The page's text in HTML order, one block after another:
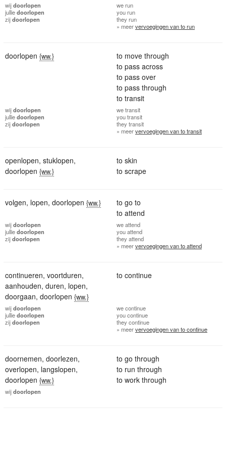
wijdoorlopen
julliedoorlopen
zijdoorlopen
werun
yourun
they run
» meervervoegingen van to run
doorlopen {ww.}
to move through
to pass across
to pass over
to pass through
to transit
wijdoorlopen
julliedoorlopen
zijdoorlopen
wetransit
youtransit
they transit
» meervervoegingen van to transit
openlopen, stuklopen,
doorlopen {ww.}
to skin
to scrape
volgen, lopen, doorlopen {ww.}
to go to
to attend
wijdoorlopen
julliedoorlopen
zijdoorlopen
weattend
youattend
they attend
» meervervoegingen van to attend
continueren, voortduren,
aanhouden, duren, lopen,
doorgaan, doorlopen {ww.}
to continue
wijdoorlopen
julliedoorlopen
zijdoorlopen
wecontinue
youcontinue
they continue
» meervervoegingen van to continue
doornemen, doorlezen,
overlopen, langslopen,
doorlopen {ww.}
to go through
to run through
to work through
wijdoorlopen